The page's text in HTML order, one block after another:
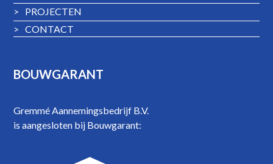
>
PROJECTEN
> CONTACT
BOUWGARANT
Gremmé Aannemingsbedrijf B.V.
is aangesloten bij Bouwgarant: